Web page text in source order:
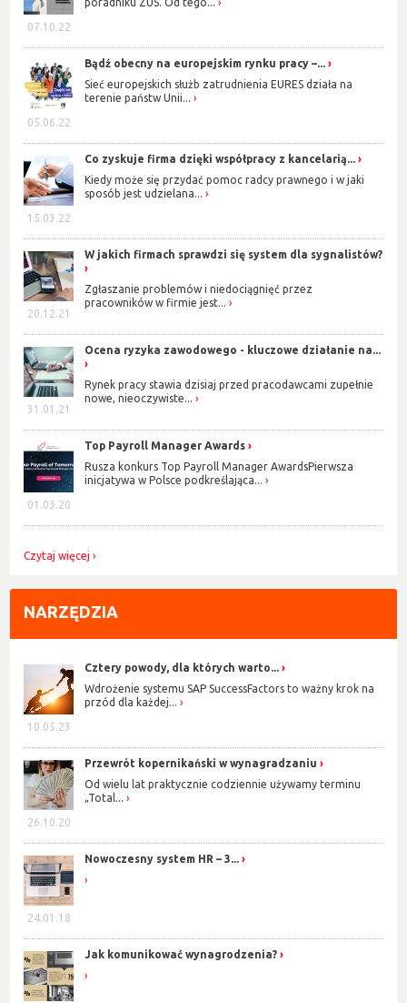
07.10.22
05.06.22
Bądź obecny na europejskim rynku pracy –...
Sieć europejskich służb zatrudnienia EURES działa na
terenie państw Unii...
15.03.22
Co zyskuje firma dzięki współpracy z kancelarią...
Kiedy może się przydać pomoc radcy prawnego i w jaki
sposób jest udzielana...
20.12.21
W jakich firmach sprawdzi się system dla sygnalistów?
Zgłaszanie problemów i niedociągnięć przez
pracowników w firmie jest...
31.01.21
Ocena ryzyka zawodowego - kluczowe działanie na...
Rynek pracy stawia dzisiaj przed pracodawcami zupełnie
nowe, nieoczywiste...
01.03.20
Top Payroll Manager Awards
Rusza konkurs Top Payroll Manager AwardsPierwsza
inicjatywa w Polsce podkreślająca...
Czytaj więcej
NARZĘDZIA
10.05.23
Cztery powody, dla których warto...
Wdrożenie systemu SAP SuccessFactors to ważny krok na
przód dla każdej...
26.10.20
Przewrót kopernikański w wynagradzaniu
Od wielu lat praktycznie codziennie używamy terminu
„Total...
24.01.18
Nowoczesny system HR – 3...
Jak komunikować wynagrodzenia?